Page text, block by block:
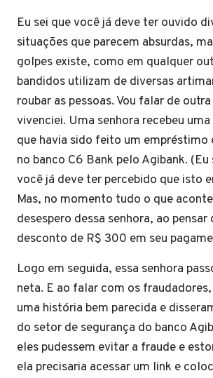
Eu sei que você já deve ter ouvido
situações que parecem absurdas,
golpes existe, como em qualquer
bandidos utilizam de diversas
roubar as pessoas. Vou falar de
vivenciei. Uma senhora recebeu
que havia sido feito um empréstimo
no banco C6 Bank pelo Agibank. (Eu
você já deve ter percebido que isto
Mas, no momento tudo o que
desespero dessa senhora, ao pensar
desconto de R$ 300 em seu
Logo em seguida, essa senhora
neta. E ao falar com os
uma história bem parecida e
do setor de segurança do banco
eles pudessem evitar a fraude e
ela precisaria acessar um link e